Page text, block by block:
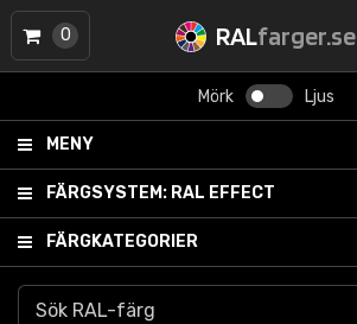
RALfarger.se
Mörk Ljus
MENY
FÄRGSYSTEM: RAL EFFECT
FÄRGKATEGORIER
0